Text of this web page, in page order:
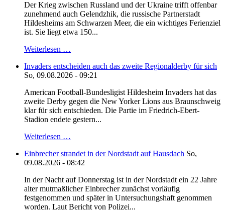
Der Krieg zwischen Russland und der Ukraine trifft offenbar
zunehmend auch Gelendzhik, die russische Partnerstadt
Hildesheims am Schwarzen Meer, die ein wichtiges Ferienziel
ist. Sie liegt etwa 150...
Weiterlesen …
Invaders entscheiden auch das zweite Regionalderby für sich
So, 09.08.2026 - 09:21
American Football-Bundesligist Hildesheim Invaders hat das
zweite Derby gegen die New Yorker Lions aus Braunschweig
klar für sich entschieden. Die Partie im Friedrich-Ebert-
Stadion endete gestern...
Weiterlesen …
Einbrecher strandet in der Nordstadt auf Hausdach So,
09.08.2026 - 08:42
In der Nacht auf Donnerstag ist in der Nordstadt ein 22 Jahre
alter mutmaßlicher Einbrecher zunächst vorläufig
festgenommen und später in Untersuchungshaft genommen
worden. Laut Bericht von Polizei...